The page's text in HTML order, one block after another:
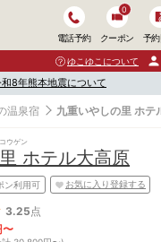
電話予約 クーポン
0
予
ゆこゆこについて
8年熊本地震について
温泉宿 九重いやしの里 ホテ
ウゲン
ホテル大高原
ン利用可 お気に入り登録する
3.25 点